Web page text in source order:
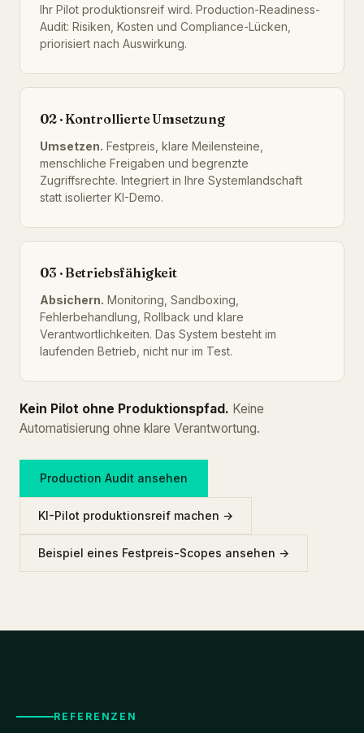
Ihr Pilot produktionsreif wird. Production-Readiness-
Audit: Risiken, Kosten und Compliance-Lücken,
priorisiert nach Auswirkung.
02 · Kontrollierte Umsetzung
Umsetzen. Festpreis, klare Meilensteine,
menschliche Freigaben und begrenzte
Zugriffsrechte. Integriert in Ihre Systemlandschaft
statt isolierter KI-Demo.
03 · Betriebsfähigkeit
Absichern. Monitoring, Sandboxing,
Fehlerbehandlung, Rollback und klare
Verantwortlichkeiten. Das System besteht im
laufenden Betrieb, nicht nur im Test.
Kein Pilot ohne Produktionspfad. Keine
Automatisierung ohne klare Verantwortung.
Production Audit ansehen
KI-Pilot produktionsreif machen →
Beispiel eines Festpreis-Scopes ansehen →
REFERENZEN